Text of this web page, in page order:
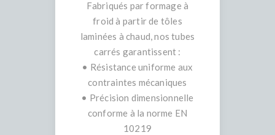
Fabriqués par formage à
froid à partir de tôles
laminées à chaud, nos tubes
carrés garantissent :
• Résistance uniforme aux
contraintes mécaniques
• Précision dimensionnelle
conforme à la norme EN
10219